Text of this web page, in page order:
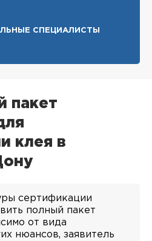
СПЕЦИАЛИСТЫ
пакет
клея в
сертификации
полный пакет
от вида
нюансов, заявитель